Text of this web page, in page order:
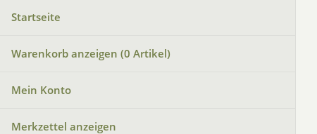
Startseite
Warenkorb anzeigen (0 Artikel)
Mein Konto
Merkzettel anzeigen